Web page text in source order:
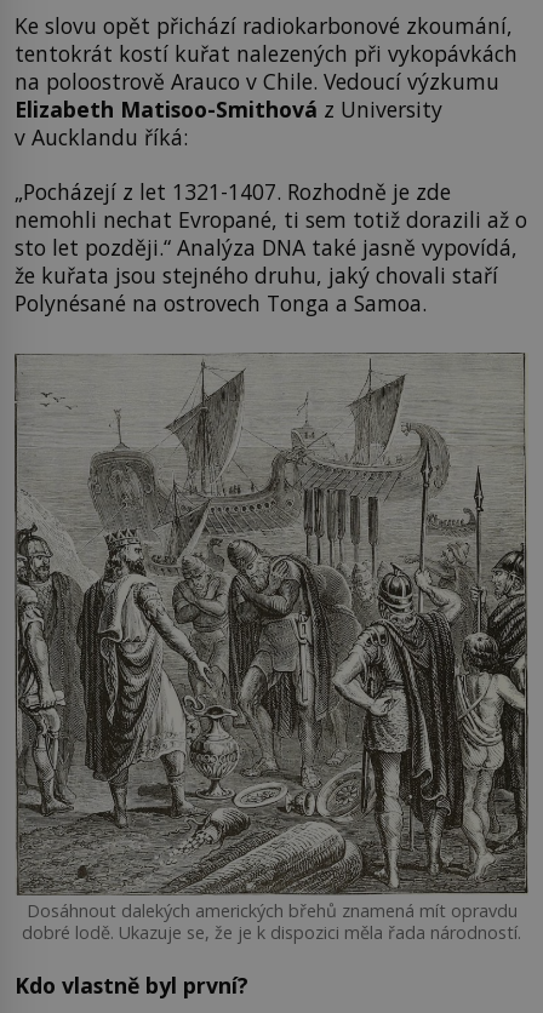
Ke slovu opět přichází radiokarbonové zkoumání,
tentokrát kostí kuřat nalezených při vykopávkách
na poloostrově Arauco v Chile. Vedoucí výzkumu
Elizabeth Matisoo-Smithová z University
v Aucklandu říká:
„Pocházejí z let 1321-1407. Rozhodně je zde
nemohli nechat Evropané, ti sem totiž dorazili až o
sto let později.“ Analýza DNA také jasně vypovídá,
že kuřata jsou stejného druhu, jaký chovali staří
Polynésané na ostrovech Tonga a Samoa.
Dosáhnout dalekých amerických břehů znamená mít opravdu
dobré lodě. Ukazuje se, že je k dispozici měla řada národností.
Kdo vlastně byl první?